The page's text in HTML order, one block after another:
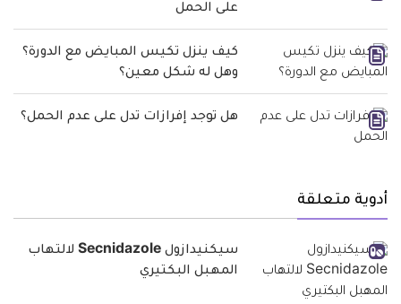
على الحمل
كيف ينزل تكيس المبايض مع الدورة؟
وهل له شكل معين؟
هل توجد إفرازات تدل على عدم الحمل؟
أدوية متعلقة
سيكنيدازول Secnidazole لالتهاب
المهبل البكتيري